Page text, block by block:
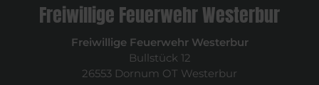
Freiwillige Feuerwehr Westerbur
Freiwillige Feuerwehr Westerbur
Bullstück 12
26553 Dornum OT Westerbur